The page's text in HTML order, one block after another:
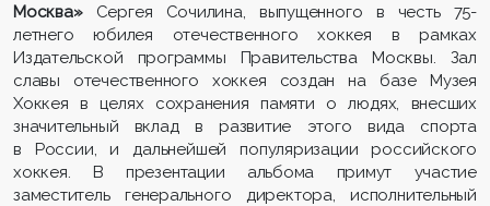
Москва»Сергея Сочилина, выпущенного в честь 75-
летнего юбилея отечественного хоккея в рамках
Издательской программы Правительства Москвы. Зал
славы отечественного хоккея создан на базе Музея
Хоккея в целях сохранения памяти о людях, внесших
значительный вклад в развитие этого вида спорта
в России, и дальнейшей популяризации российского
хоккея. В презентации альбома примут участие
заместитель генерального директора, исполнительный